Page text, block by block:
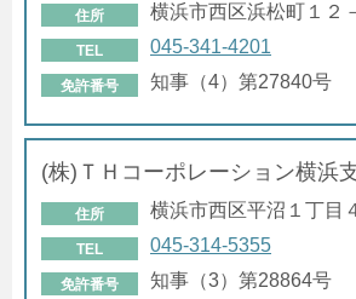
住所 横浜市西区浜松町１２
TEL 045-341-4201
免許番号 知事（4）第27840号
(株)ＴＨコーポレーション横浜
住所 横浜市西区平沼１丁目
TEL 045-314-5355
免許番号 知事（3）第28864号